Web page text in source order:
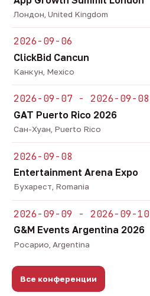
Лондон, United Kingdom
2026-09-06
ClickBid Cancun
Канкун, Mexico
2026-09-07 - 2026-09-08
GAT Puerto Rico 2026
Сан-Хуан, Puerto Rico
2026-09-08
Entertainment Arena Expo
Бухарест, Romania
2026-09-09 - 2026-09-10
G&M Events Argentina 2026
Росарио, Argentina
Все конференции